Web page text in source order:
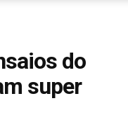
do
super